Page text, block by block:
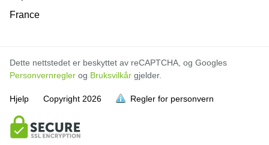
er full
er full
er full
France
Dette nettstedet er beskyttet av reCAPTCHA, og Googles
Personvernregler og Bruksvilkår gjelder.
Hjelp Copyright 2026 Regler for personvern